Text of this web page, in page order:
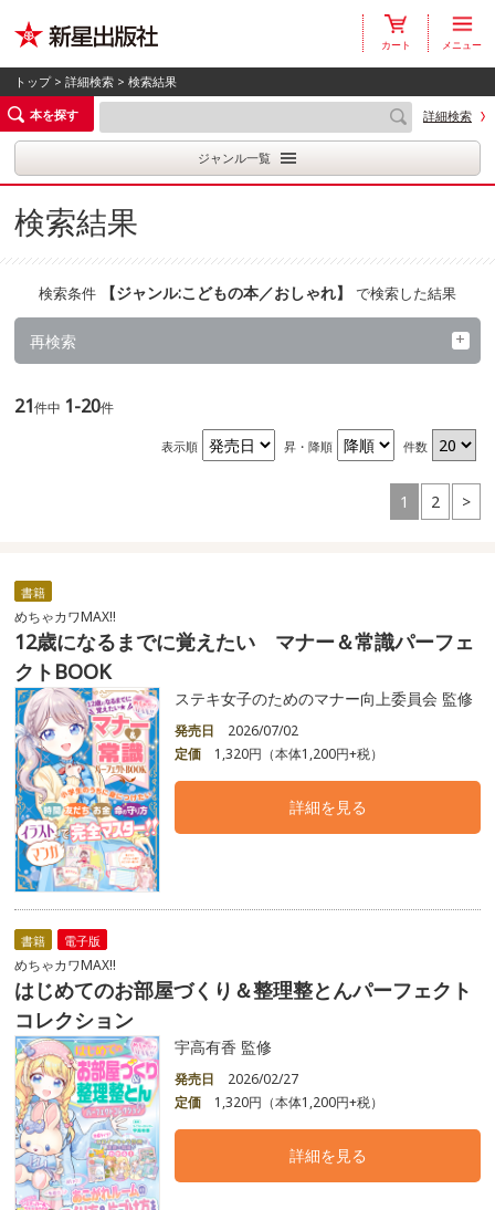
カート メニュー
トップ>詳細検索 > 検索結果
本を探す
詳細検索
ジャンル一覧
検索結果
検索条件 【ジャンル:こどもの本／おしゃれ】 で検索した結果
再検索
21件中 1-20件
表示順 昇・降順 件数
1 2 >
書籍
めちゃカワMAX!!
12歳になるまでに覚えたい マナー＆常識パーフェ
クトBOOK
ステキ女子のためのマナー向上委員会 監修
発売日
2026/07/02
定価
1,320円（本体1,200円+税）
詳細を見る
書籍 電子版
めちゃカワMAX!!
はじめてのお部屋づくり＆整理整とんパーフェクト
コレクション
宇高有香 監修
発売日
2026/02/27
定価
1,320円（本体1,200円+税）
詳細を見る